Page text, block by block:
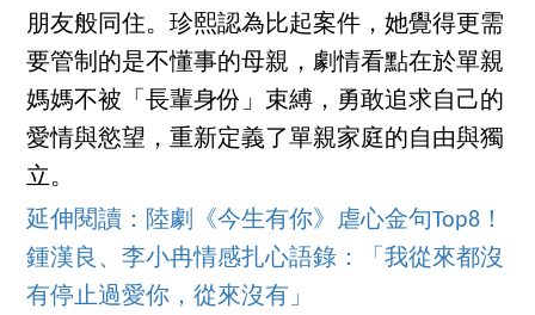
朋友般同住。珍熙認為比起案件，她覺得更需
要管制的是不懂事的母親，劇情看點在於單親
媽媽不被「長輩身份」束縛，勇敢追求自己的
愛情與慾望，重新定義了單親家庭的自由與獨
立。
延伸閱讀：陸劇《今生有你》虐心金句Top8！
鍾漢良、李小冉情感扎心語錄：「我從來都沒
有停止過愛你，從來沒有」